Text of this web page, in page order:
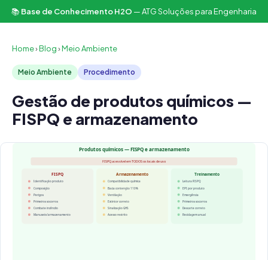
📚Base de Conhecimento H2O — ATG Soluções para Engenharia
Home›Blog›Meio Ambiente
Meio Ambiente Procedimento
Gestão de produtos químicos —
FISPQ e armazenamento